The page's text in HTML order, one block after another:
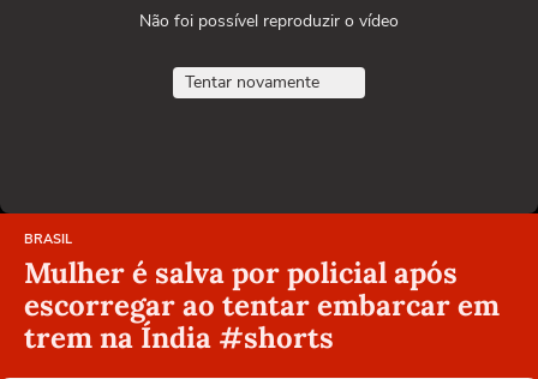
Não foi possível reproduzir o vídeo
Tentar novamente
BRASIL
Mulher é salva por policial após
escorregar ao tentar embarcar em
trem na Índia #shorts